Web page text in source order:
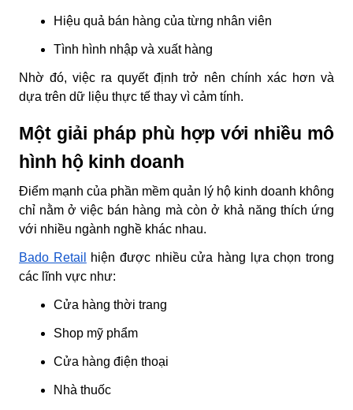
Hiệu quả bán hàng của từng nhân viên
Tình hình nhập và xuất hàng
Nhờ đó, việc ra quyết định trở nên chính xác hơn và
dựa trên dữ liệu thực tế thay vì cảm tính.
Một giải pháp phù hợp với nhiều mô
hình hộ kinh doanh
Điểm mạnh của phần mềm quản lý hộ kinh doanh không
chỉ nằm ở việc bán hàng mà còn ở khả năng thích ứng
với nhiều ngành nghề khác nhau.
Bado Retail
hiện được nhiều cửa hàng lựa chọn trong
các lĩnh vực như:
Cửa hàng thời trang
Shop mỹ phẩm
Cửa hàng điện thoại
Nhà thuốc